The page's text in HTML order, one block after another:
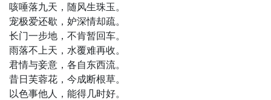
咳唾落九天，随风生珠玉。
宠极爱还歇，妒深情却疏。
长门一步地，不肯暂回车。
雨落不上天，水覆难再收。
君情与妾意，各自东西流。
昔日芙蓉花，今成断根草。
以色事他人，能得几时好。